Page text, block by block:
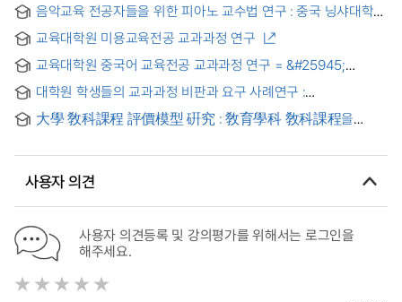
음악교육 전공자들을 위한 피아노 교수법 연구 : 중국 닝샤대학교
Teaching Methods for Music Education Majors:Targeted at
1st and 2nd Years in Music Education at Ningxia University
in China
교육대학원 미용교육전공 교과과정 연구
교육대학원 중국어 교육전공 교과과정 연구 = &#25945;
&#25945;&#23398;&#35838;程分析&#30740;究
대학원 학생들의 교과과정 비판과 요구 사례연구 :
사회과학분야를 중심으로 = (A) Case study on the critics and
needs to formal curriculum by graduates
大學 敎科課程 評價模型 硏究 : 敎育學科 敎科課程을
사용자 의견
사용자 의견등록 및 강의평가를 위해서는 로그인을
해주세요.